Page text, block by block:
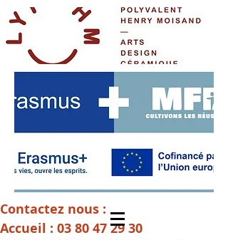
Contactez nous :
Accueil : 03 80 47 29 30